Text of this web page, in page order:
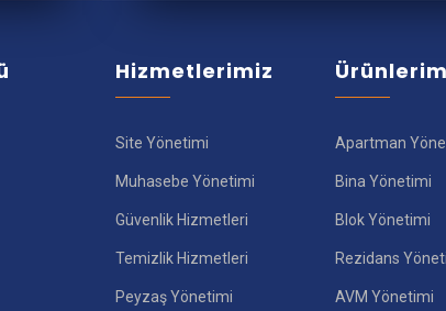
Hizmetlerimiz
Site Yönetimi
Muhasebe Yönetimi
Güvenlik Hizmetleri
Temizlik Hizmetleri
Peyzaş Yönetimi
Apartman
Bina Yönetimi
Blok Yönetimi
Rezidans
AVM Yönetimi